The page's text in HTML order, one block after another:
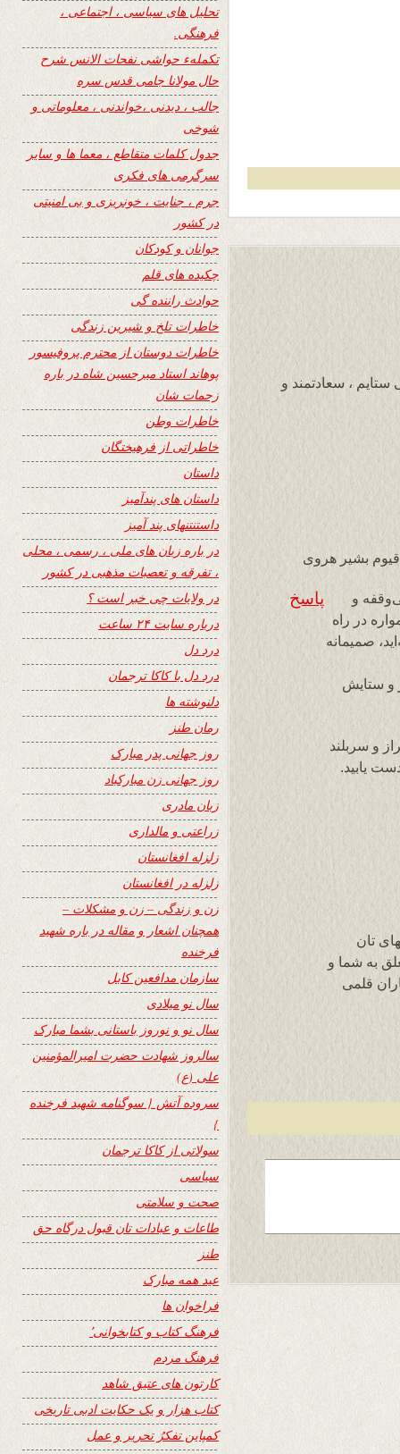
ستایم ، سعادتمند و
قیوم بشیر هروی
و
ساعت» که همواره در راه
صمیمانه
و ستایش
و سربلند
یابید.
پاسخ
تان
که سایت 24 ساعت متعلق به شما و
قلمی
تحلیل های سیاسی ، اجتماعی ،
فرهنگی.
تکملهء حواشی نفحات الانس شرح
حال مولانا جامی قدس سره
جالب ، دیدنی ،خواندنی ، معلوماتی و
شوخی
جدول کلمات متقاطع ، معما ها و سایر
سرگرمی های فکری
جرم ، جنایت ، خونریزی و بی امنیتی
در کشور
جوانان و کودکان
چکیده های قلم
حوادث راننده گی
خاطرات تلخ و شیرین زندگی
خاطرات دوستان از محترم پروفیسور
پوهاند استاد میرحسین شاه در باره
زحمات شان
خاطرات وطن
خاطراتی از فرهیختگان
داستان
داستان های پندآمیز
داستنتنهای پند آمیز
در باره زبان های ملی ، رسمی ، محلی
، تفرقه و تعصبات مذهبی در کشور
در ولایات چی خبر است ؟
درباره سایت ۲۴ ساعت
درد دل
درد دل با کاکا ترجمان
دلنوشته ها
رمان طنز
روز جهانی پدر مبارک
روز جهانی زن مبارکباد
زبان مادری
زراعتی و مالداری
زلزله افغانستان
زلزله در افغانستان
زن و زندگی – زن و مشکلات –
همچنان اشعار و مقاله در باره شهید
فرخنده
سازمان مدافعین کابل
سال نو میلادی
سال نو و نوروز باستانی بشما مبارک
سالروز شهادت حضرت امیرالمؤمنین
علی (ع)
سروده آتش { سوگنامه شهید فرخنده
}
سولاتی از کاکا ترجمان
سیاسی
صحت و سلامتی
طاعات و عبادات تان قبول درگاه حق
طنز
عید همه مبارک
فراخوان ها
فرهنگ کتاب و کتابخوانی٬
فرهنگ مردم
کارتون های عتیق شاهد
کتاب هزار و یک حکایت ادبی تاریخی
کمپاین تفکرُ تحریر و عمل